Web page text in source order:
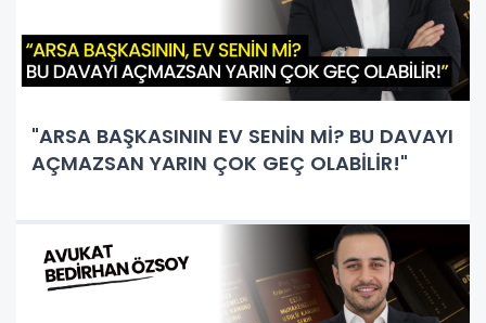
"ARSA BAŞKASININ EV SENİN Mİ? BU DAVAYI
AÇMAZSAN YARIN ÇOK GEÇ OLABİLİR!"